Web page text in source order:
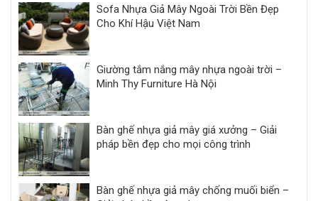
Sofa Nhựa Giả Mây Ngoài Trời Bền Đẹp
Cho Khí Hậu Việt Nam
Giường tắm nắng mây nhựa ngoài trời –
Minh Thy Furniture Hà Nội
Bàn ghế nhựa giả mây giá xưởng – Giải
pháp bền đẹp cho mọi công trình
Bàn ghế nhựa giả mây chống muối biển –